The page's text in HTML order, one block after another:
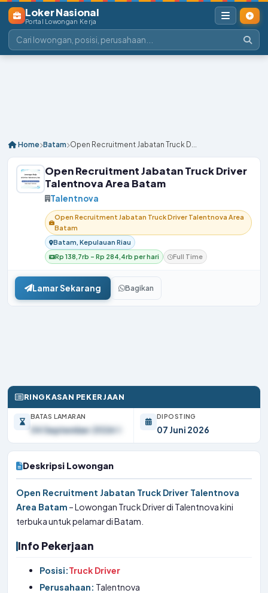
Loker Nasional
Portal Lowongan Kerja
Home Batam Open Recruitment Jabatan Truck D...
Open Recruitment Jabatan Truck Driver
Talentnova Area Batam
Talentnova
Open Recruitment Jabatan Truck Driver Talentnova Area
Batam
Batam, Kepulauan Riau
Rp 138,7rb – Rp 284,4rb per hari
Full Time
Lamar Sekarang Bagikan
RINGKASAN PEKERJAAN
BATAS LAMARAN
04 September 2026
DIPOSTING
07 Juni 2026
Deskripsi Lowongan
Open Recruitment Jabatan Truck Driver Talentnova
Area Batam – Lowongan Truck Driver di Talentnova kini
terbuka untuk pelamar di Batam.
Info Pekerjaan
Posisi:Truck Driver
Perusahaan: Talentnova